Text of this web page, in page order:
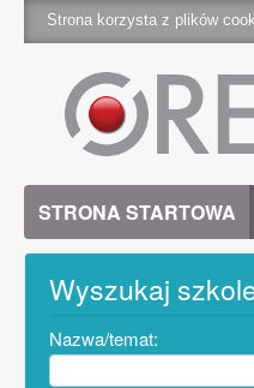
Strona korzysta z plików
STRONA STARTOWA
Wyszukaj
Nazwa/temat: